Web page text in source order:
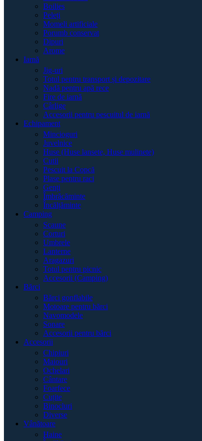
Boilies
Peleți
Momeli artificiale
Porumb conservat
Dipuri
Arome
Iarnă
Jig-uri
Totul pentru transport și depozitare
Nadă pentru apă rece
Fire de iarnă
Cârlige
Accesorii pentru pescuitul de iarnă
Echipament
Mincioguri
Juvelnice
Huse (Huse lansete, Huse mulinete)
Cutii
Pescuit la Copcă
Plase pentru raci
Genți
Îmbrăcăminte
Încălțăminte
Camping
Scaune
Corturi
Umbrele
Lanterne
Aragazuri
Totul pentru picnic
Accesorii (Camping)
Bărci
Bărci gonflabile
Motoare pentru bărci
Navomodele
Sonare
Accesorii pentru bărci
Accesorii
Chipiuri
Maiouri
Ochelari
Cântare
Foarfece
Cuțite
Binocluri
Diverse
Vânătoare
Haine